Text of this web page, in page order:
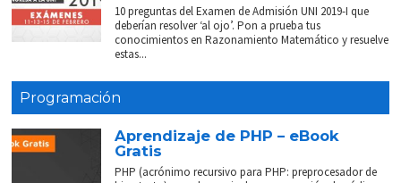
10 preguntas del Examen de Admisión UNI 2019-I que
deberían resolver ‘al ojo’. Pon a prueba tus
conocimientos en Razonamiento Matemático y resuelve
estas...
Programación
Aprendizaje de PHP – eBook
Gratis
PHP (acrónimo recursivo para PHP: preprocesador de